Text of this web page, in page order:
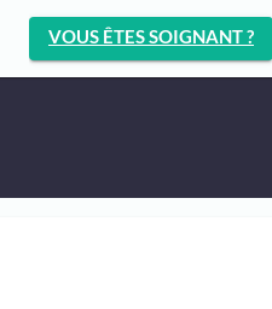
VOUS ÊTES SOIGNANT ?